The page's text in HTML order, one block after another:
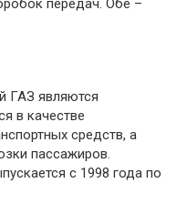
передач. Обе –
ГАЗ являются
в качестве
средств, а
пассажиров.
с 1998 года по